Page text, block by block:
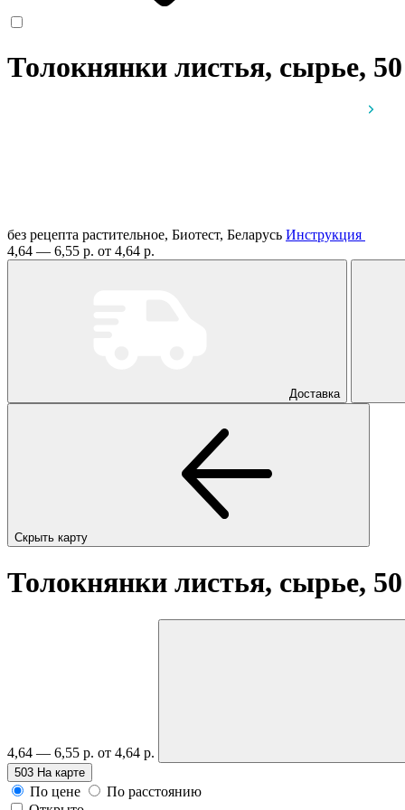
Толокнянки листья, сырье,
без рецепта растительное, Биотест, Беларусь Инструкция
4,64 — 6,55 р. от 4,64 р.
Доставка
Скрыть карту
Толокнянки листья, сырье,
4,64 — 6,55 р. от 4,64 р.
503 На карте
По цене
По расстоянию